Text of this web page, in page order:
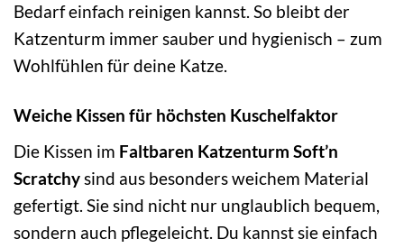
Bedarf einfach reinigen kannst. So bleibt der
Katzenturm immer sauber und hygienisch – zum
Wohlfühlen für deine Katze.
Weiche Kissen für höchsten Kuschelfaktor
Die Kissen im Faltbaren Katzenturm Soft’n
Scratchysind aus besonders weichem Material
gefertigt. Sie sind nicht nur unglaublich bequem,
sondern auch pflegeleicht. Du kannst sie einfach